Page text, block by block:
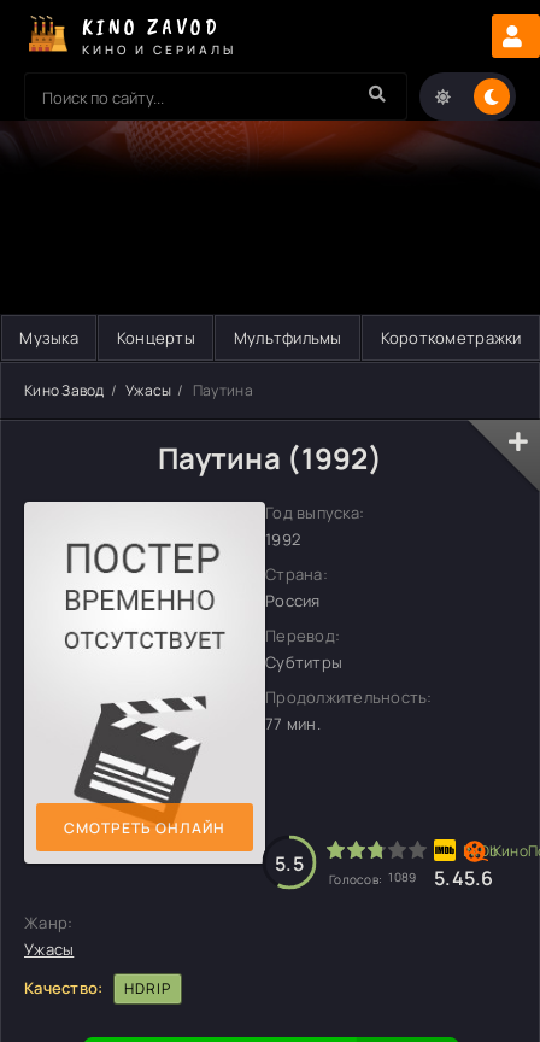
KINO ZAVOD
КИНО И СЕРИАЛЫ
Музыка Концерты Мультфильмы Короткометражки
Кино Завод Ужасы Паутина
Паутина (1992)
СМОТРЕТЬ ОНЛАЙН
Год выпуска:
1992
Страна:
Россия
Перевод:
Субтитры
Продолжительность:
77 мин.
5.5
Голосов: 1089 5.45.6
Жанр:
Ужасы
Качество:
HDRIP